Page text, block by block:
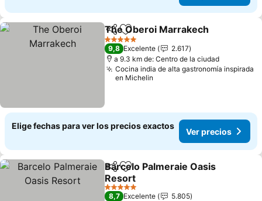
Compartir
Agregar a favoritos
The Oberoi Marrakech
5 Estrellas
9,8 Excelente
2.617
a 9.3 km de: Centro de la ciudad
Cocina india de alta gastronomía inspirada
en Michelin
Elige fechas para ver los precios exactos
Ver precios
CompartirAgregar a favoritos
Barcelo Palmeraie Oasis
Resort
5 Estrellas
8,7 Excelente
5.805